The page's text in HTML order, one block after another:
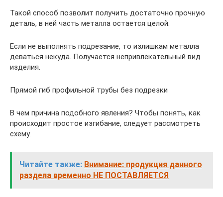
Такой способ позволит получить достаточно прочную
деталь, в ней часть металла остается целой.
Если не выполнять подрезание, то излишкам металла
деваться некуда. Получается непривлекательный вид
изделия.
Прямой гиб профильной трубы без подрезки
В чем причина подобного явления? Чтобы понять, как
происходит простое изгибание, следует рассмотреть
схему.
Читайте также: Внимание: продукция данного
раздела временно НЕ ПОСТАВЛЯЕТСЯ